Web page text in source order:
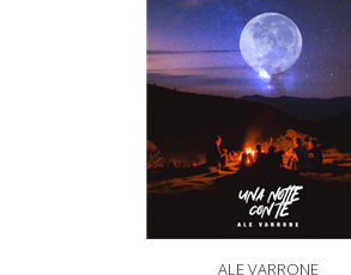
ALE VARRONE